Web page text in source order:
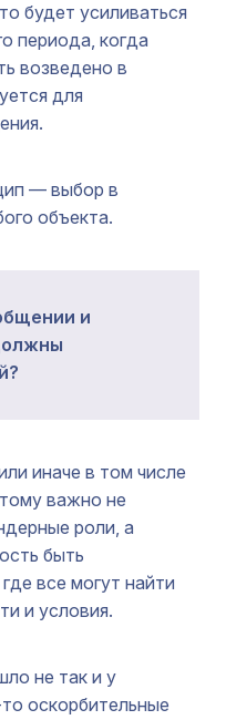
будет усиливаться
периода, когда
возведено в
для
— выбор в
объекта.
и
иначе в том числе
важно не
роли, а
быть
все могут найти
и условия.
не так и у
оскорбительные